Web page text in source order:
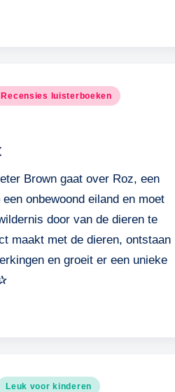
Recensies luisterboeken
Brown gaat over Roz, een
onbewoond eiland en moet
door van de dieren te
maakt met de dieren, ontstaan
en groeit er een unieke
Leuk voor kinderen